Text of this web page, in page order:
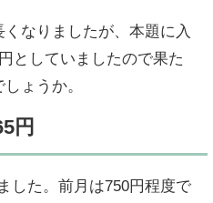
なりましたが、本題に入
としていましたので果た
ょうか。
円
した。前月は750円程度で